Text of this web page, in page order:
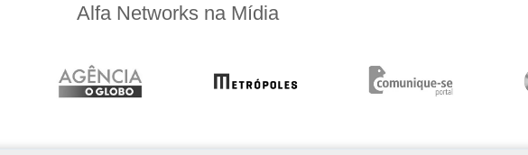
Alfa Networks na Mídia